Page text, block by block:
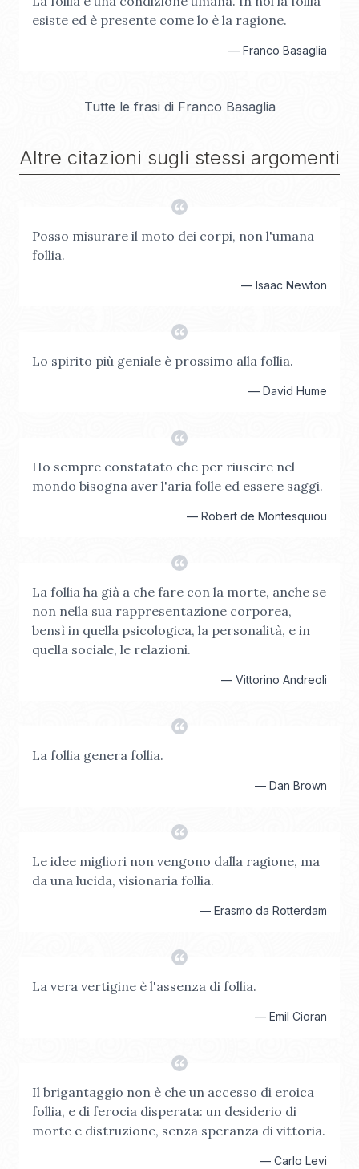
esiste ed è presente come lo è la ragione.
— Franco Basaglia
Tutte le frasi di Franco Basaglia
Altre citazioni sugli stessi argomenti
Posso misurare il moto dei corpi, non l'umana
follia.
— Isaac Newton
Lo spirito più geniale è prossimo alla follia.
— David Hume
Ho sempre constatato che per riuscire nel
mondo bisogna aver l'aria folle ed essere saggi.
— Robert de Montesquiou
La follia ha già a che fare con la morte, anche se
non nella sua rappresentazione corporea,
bensì in quella psicologica, la personalità, e in
quella sociale, le relazioni.
— Vittorino Andreoli
La follia genera follia.
— Dan Brown
Le idee migliori non vengono dalla ragione, ma
da una lucida, visionaria follia.
— Erasmo da Rotterdam
La vera vertigine è l'assenza di follia.
— Emil Cioran
Il brigantaggio non è che un accesso di eroica
follia, e di ferocia disperata: un desiderio di
morte e distruzione, senza speranza di vittoria.
— Carlo Levi